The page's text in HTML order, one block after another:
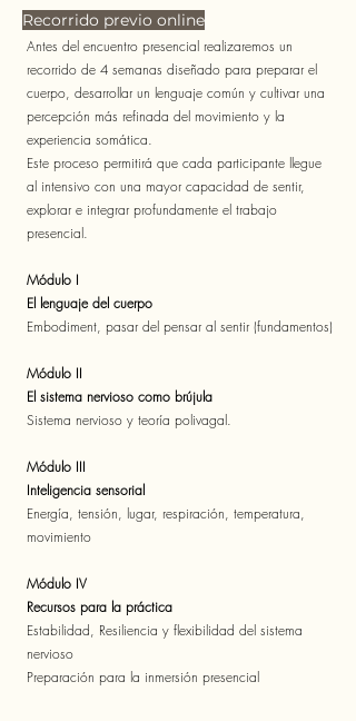
Antes del encuentro presencial realizaremos un
recorrido de 4 semanas diseñado para preparar el
cuerpo, desarrollar un lenguaje común y cultivar una
percepción más refinada del movimiento y la
experiencia somática.
Este proceso permitirá que cada participante llegue
al intensivo con una mayor capacidad de sentir,
explorar e integrar profundamente el trabajo
presencial.
Módulo I
El lenguaje del cuerpo
Embodiment, pasar del pensar al sentir (fundamentos)
Módulo II
El sistema nervioso como brújula
Sistema nervioso y teoría polivagal.
Módulo III
Inteligencia sensorial
Energía, tensión, lugar, respiración, temperatura,
movimiento
Módulo IV
Recursos para la práctica
Estabilidad, Resiliencia y flexibilidad del sistema
nervioso
Preparación para la inmersión presencial
Recorrido previo online